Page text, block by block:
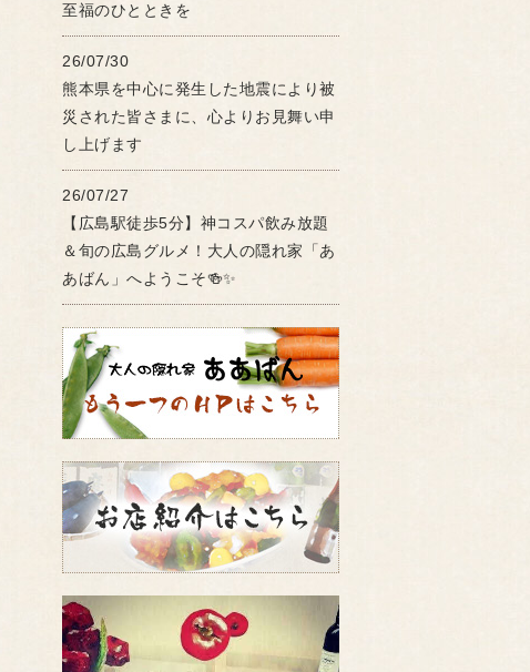
至福のひとときを
26/07/30
熊本県を中心に発生した地震により被
災された皆さまに、心よりお見舞い申
し上げます
26/07/27
【広島駅徒歩5分】神コスパ飲み放題
＆旬の広島グルメ！大人の隠れ家「あ
あばん」へようこそ🍻✨